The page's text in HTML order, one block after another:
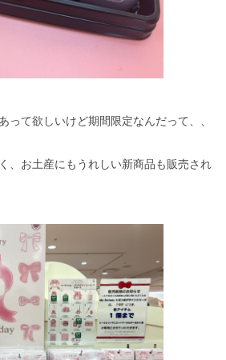
って欲しいけど期間限定なんだって、、
、お土産にもうれしい新商品も販売され